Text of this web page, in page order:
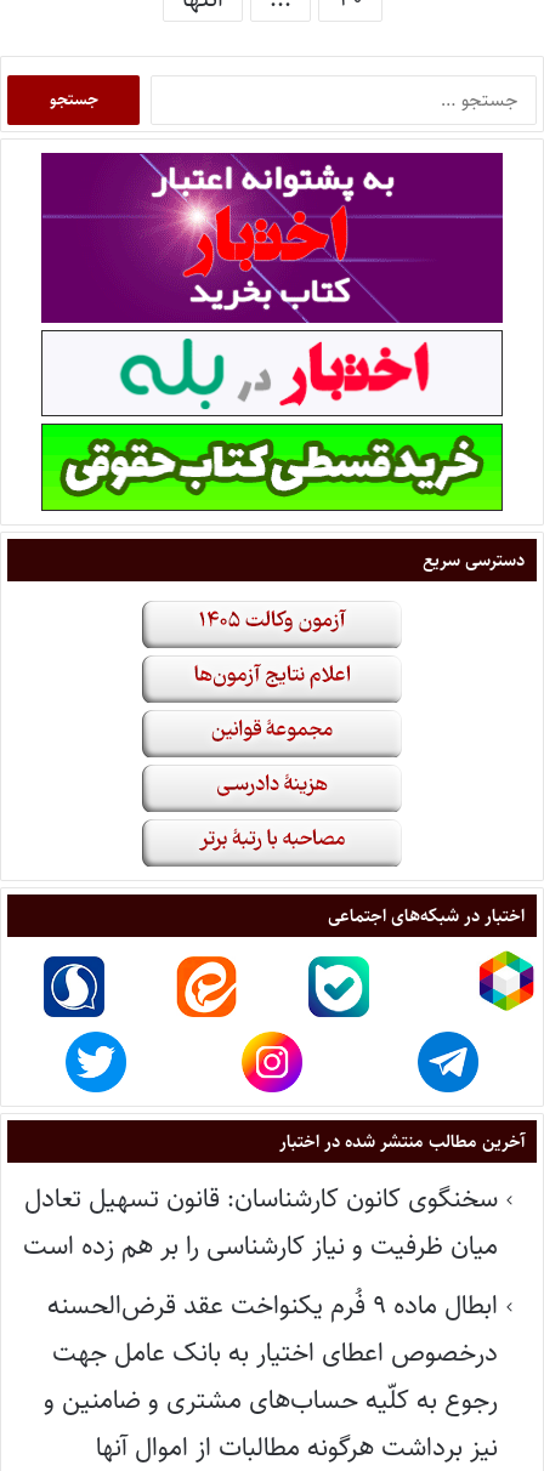
دسترسی سریع
اختبار در شبکه‌های اجتماعی
آخرین مطالب منتشر شده در اختبار
سخنگوی کانون کارشناسان: قانون تسهیل تعادل
میان ظرفیت و نیاز کارشناسی را بر هم زده است
ابطال ماده ۹ فُرم یکنواخت عقد قرض‌الحسنه
درخصوص اعطای اختیار به بانک عامل جهت
رجوع به کلّیه حساب‌های مشتری و ضامنین و
نیز برداشت هرگونه مطالبات از اموال آنها